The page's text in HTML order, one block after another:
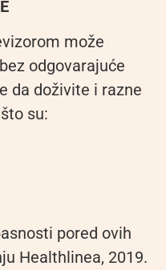
može
odgovarajuće
da doživite i razne
su:
pored ovih
Healthlinea, 2019.